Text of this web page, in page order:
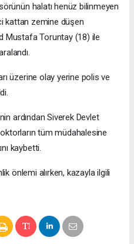
halatı henüz bilinmeyen
kattan zemine düşen
Mustafa Toruntay (18) ile
üzerine olay yerine polis ve
ardından Siverek Devlet
tüm müdahalesine
kaybetti.
önlemi alırken, kazayla ilgili